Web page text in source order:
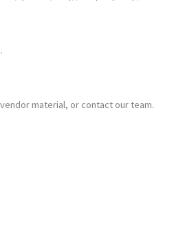
.
material, or contact our team.